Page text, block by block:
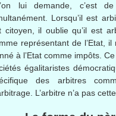
lui demande c’estde
Lorsqu’il est
citoyen il oublie qu’il est
représentantde l’Etat, il
à l’Etat comme impôts .Ce
égalitaristes
des arbitres
L’arbitre n’a pas cette